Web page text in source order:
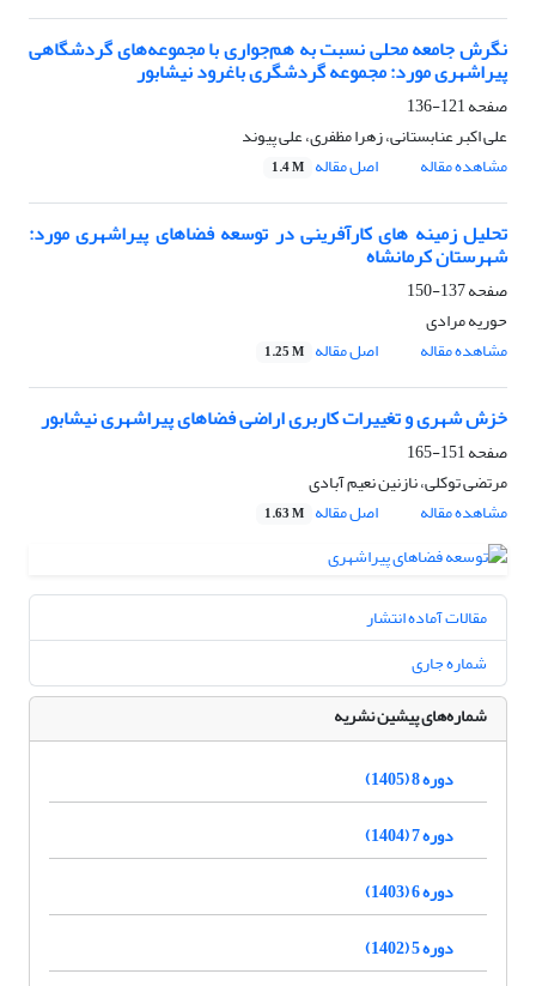
نگرش جامعه محلی نسبت به هم‌جواری با مجموعه‌های گردشگاهی
پیراشهری مورد: مجموعه گردشگری باغرود نیشابور
صفحه121-136
علی اکبر عنابستانی، زهرا مظفری، علی پیوند
مشاهده مقاله
اصل مقاله 1.4 M
تحلیل زمینه های کارآفرینی در توسعه فضاهای پیراشهری مورد:
شهرستان کرمانشاه
صفحه137-150
حوریه مرادی
مشاهده مقاله
اصل مقاله 1.25 M
خزش شهری و تغییرات کاربری اراضی فضاهای پیراشهری نیشابور
صفحه151-165
مرتضی توکلی، نازنین نعیم آبادی
مشاهده مقاله
اصل مقاله 1.63 M
مقالات آماده انتشار
شماره جاری
شماره‌های پیشین نشریه
دوره 8 (1405)
دوره 7 (1404)
دوره 6 (1403)
دوره 5 (1402)